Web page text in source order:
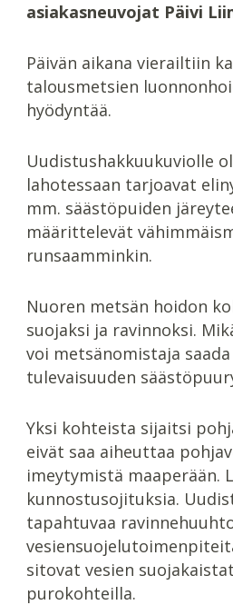
asiakasneuvojat Päivi
Päivän aikana vierailtiin
talousmetsien
hyödyntää.
Uudistushakkuukuviolle
lahotessaan tarjoavat
mm. säästöpuiden
määrittelevät
runsaamminkin.
Nuoren metsän hoidon
suojaksi ja ravinnoksi.
voi metsänomistaja
tulevaisuuden
Yksi kohteista sijaitsi
eivät saa aiheuttaa
imeytymistä maaperään.
kunnostusojituksia.
tapahtuvaa
sitovat vesien
purokohteilla.